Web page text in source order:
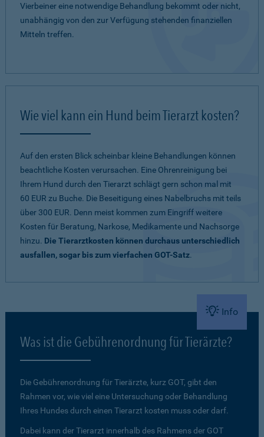
Vierbeiner eine notwendige Behandlung bekommt oder nicht,
unabhängig von den zur Verfügung stehenden finanziellen
Mitteln treffen.
Wie viel kann ein Hund beim Tierarzt kosten?
Auf den ersten Blick scheinbar kleine Behandlungen können
beachtliche Kosten verursachen. Eine Ohrenreinigung bei
Ihrem Hund durch den Tierarzt schlägt gern schon mal mit
60 EUR zu Buche. Die Beseitigung eines Nabelbruchs mit teils
über 300 EUR. Denn meist kommen zum Eingriff weitere
Kosten für Beratung, Narkose, Medikamente und Nachsorge
hinzu. Die Tierarztkosten können durchaus unterschiedlich
ausfallen, sogar bis zum vierfachen GOT-Satz.
Info
Was ist die Gebührenordnung für Tierärzte?
Die Gebührenordnung für Tierärzte, kurz GOT, gibt den
Rahmen vor, wie viel eine Untersuchung oder Behandlung
Ihres Hundes durch einen Tierarzt kosten muss oder darf.
Dabei kann der Tierarzt innerhalb des Rahmens der GOT